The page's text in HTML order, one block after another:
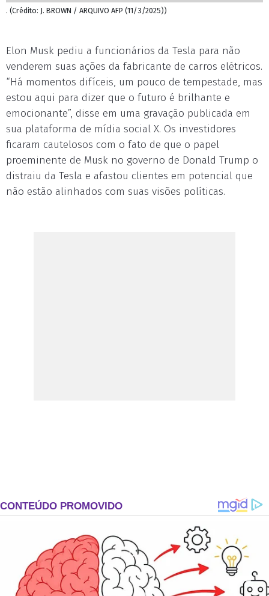
. (Crédito: J. BROWN / ARQUIVO AFP (11/3/2025))
Elon Musk pediu a funcionários da Tesla para não
venderem suas ações da fabricante de carros elétricos.
“Há momentos difíceis, um pouco de tempestade, mas
estou aqui para dizer que o futuro é brilhante e
emocionante”, disse em uma gravação publicada em
sua plataforma de mídia social X. Os investidores
ficaram cautelosos com o fato de que o papel
proeminente de Musk no governo de Donald Trump o
distraiu da Tesla e afastou clientes em potencial que
não estão alinhados com suas visões políticas.